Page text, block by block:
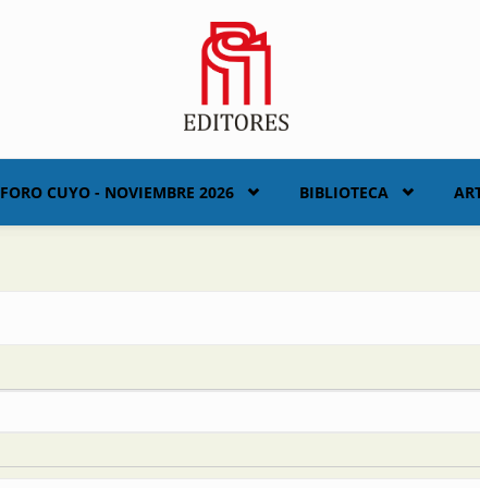
FORO CUYO - NOVIEMBRE 2026 BIBLIOTECA